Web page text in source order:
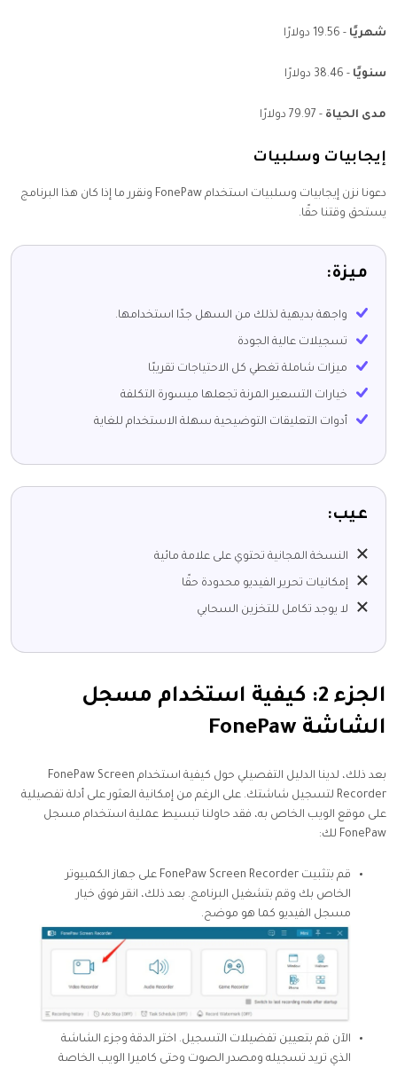
شهريًا - 19.56 دولارًا
سنويًا - 38.46 دولارًا
مدى الحياة - 79.97 دولارًا
إيجابيات وسلبيات
دعونا نزن إيجابيات وسلبيات استخدام FonePaw ونقرر ما إذا كان هذا البرنامج
يستحق وقتنا حقًا.
ميزة:
واجهة بديهية لذلك من السهل جدًا استخدامها.
تسجيلات عالية الجودة
ميزات شاملة تغطي كل الاحتياجات تقريبًا
خيارات التسعير المرنة تجعلها ميسورة التكلفة
أدوات التعليقات التوضيحية سهلة الاستخدام للغاية
عيب:
النسخة المجانية تحتوي على علامة مائية
إمكانيات تحرير الفيديو محدودة حقًا
لا يوجد تكامل للتخزين السحابي
الجزء 2: كيفية استخدام مسجل
الشاشة FonePaw
بعد ذلك، لدينا الدليل التفصيلي حول كيفية استخدام FonePaw Screen
Recorder لتسجيل شاشتك. على الرغم من إمكانية العثور على أدلة تفصيلية
على موقع الويب الخاص به، فقد حاولنا تبسيط عملية استخدام مسجل
FonePaw لك:
قم بتثبيت FonePaw Screen Recorder على جهاز الكمبيوتر
الخاص بك وقم بتشغيل البرنامج. بعد ذلك، انقر فوق خيار
مسجل الفيديو كما هو موضح.
الآن قم بتعيين تفضيلات التسجيل. اختر الدقة وجزء الشاشة
الذي تريد تسجيله ومصدر الصوت وحتى كاميرا الويب الخاصة